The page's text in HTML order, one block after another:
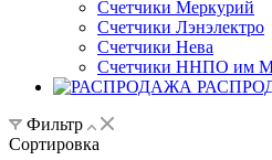
Счетчики Меркурий
Счетчики Лэнэлектро
Счетчики Нева
Счетчики ННПО им
Фильтр
Сортировка